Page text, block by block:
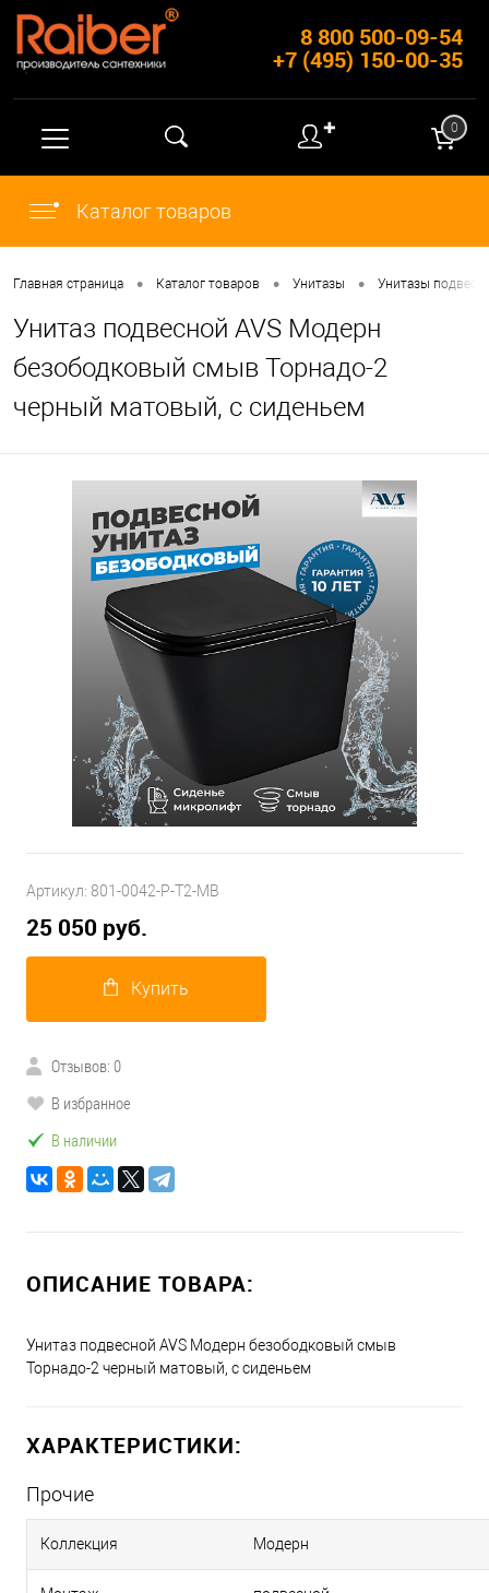
8 800 500-09-54
+7 (495) 150-00-35
✚ 0
Каталог товаров
Главная страница • Каталог товаров • Унитазы • Унитазы
Унитаз подвесной AVS Модерн
безободковый смыв Торнадо-2
черный матовый, с сиденьем
Артикул: 801-0042-P-T2-MB
25 050 руб.
Купить
Отзывов: 0
В избранное
В наличии
ОПИСАНИЕ ТОВАРА:
Унитаз подвесной AVS Модерн безободковый смыв
Торнадо-2 черный матовый, с сиденьем
ХАРАКТЕРИСТИКИ:
Прочие
Коллекция Модерн